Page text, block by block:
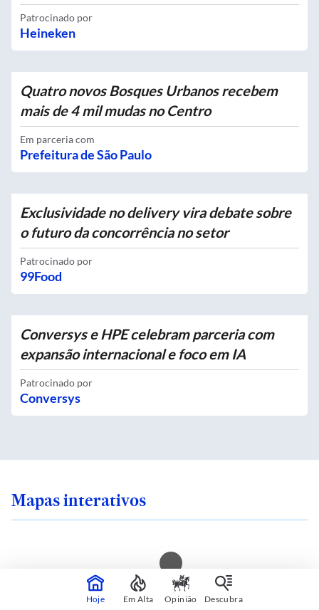
Patrocinado por
Heineken
Quatro novos Bosques Urbanos recebem
mais de 4 mil mudas no Centro
Em parceria com
Prefeitura de São Paulo
Exclusividade no delivery vira debate sobre
o futuro da concorrência no setor
Patrocinado por
99Food
Conversys e HPE celebram parceria com
expansão internacional e foco em IA
Patrocinado por
Conversys
Mapas interativos
seguro onde
SP? Veja quais são
Você mora em uma
calor? Consulte sua
Hoje Em Alta Opinião Descubra